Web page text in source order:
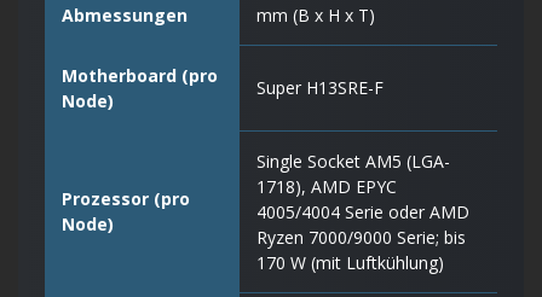
Abmessungen
mm (B x H x T)
Motherboard (pro
Node)
Super H13SRE-F
Prozessor (pro
Node)
Single Socket AM5 (LGA-
1718), AMD EPYC
4005/4004 Serie oder AMD
Ryzen 7000/9000 Serie; bis
170 W (mit Luftkühlung)